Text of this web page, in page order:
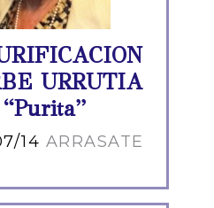
URRUTIA
“Purita”
14 ARRASATE